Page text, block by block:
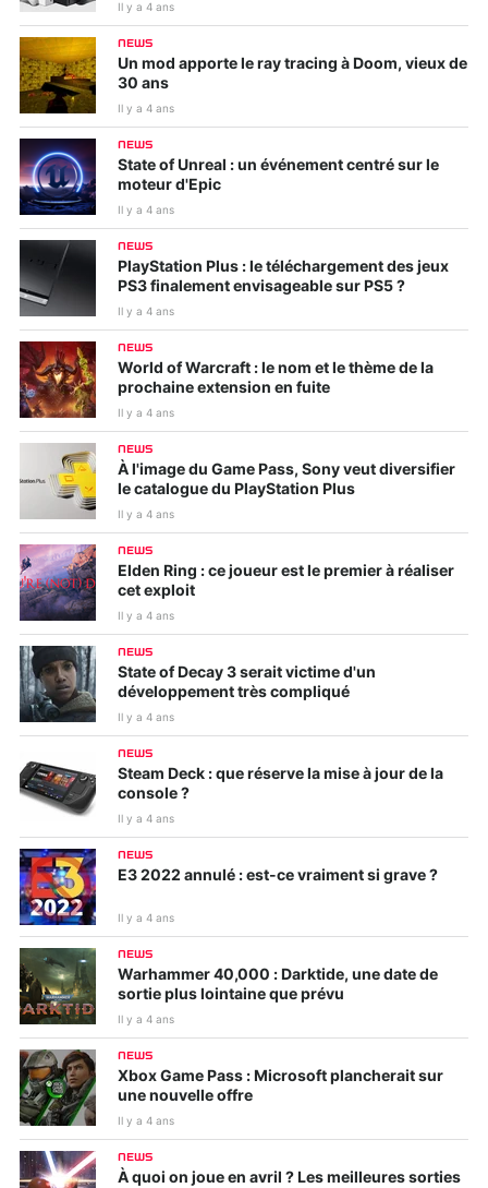
Il y a 4 ans
NEWS
Un mod apporte le ray tracing à Doom, vieux de
30 ans
Il y a 4 ans
NEWS
State of Unreal : un événement centré sur le
moteur d'Epic
Il y a 4 ans
NEWS
PlayStation Plus : le téléchargement des jeux
PS3 finalement envisageable sur PS5 ?
Il y a 4 ans
NEWS
World of Warcraft : le nom et le thème de la
prochaine extension en fuite
Il y a 4 ans
NEWS
À l'image du Game Pass, Sony veut diversifier
le catalogue du PlayStation Plus
Il y a 4 ans
NEWS
Elden Ring : ce joueur est le premier à réaliser
cet exploit
Il y a 4 ans
NEWS
State of Decay 3 serait victime d'un
développement très compliqué
Il y a 4 ans
NEWS
Steam Deck : que réserve la mise à jour de la
console ?
Il y a 4 ans
NEWS
E3 2022 annulé : est-ce vraiment si grave ?
Il y a 4 ans
NEWS
Warhammer 40,000 : Darktide, une date de
sortie plus lointaine que prévu
Il y a 4 ans
NEWS
Xbox Game Pass : Microsoft plancherait sur
une nouvelle offre
Il y a 4 ans
NEWS
À quoi on joue en avril ? Les meilleures sorties